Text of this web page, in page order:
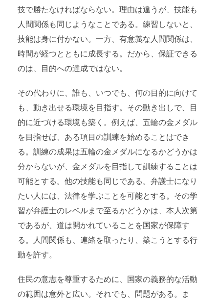
技で勝たなければならない。理由は違うが、技能も
人間関係も同じようなことである。練習しないと、
技能は身に付かない。一方、有意義な人間関係は、
時間が経つとともに成長する。だから、保証できる
のは、目的への達成ではない。
その代わりに、誰も、いつでも、何の目的に向けて
も、動き出せる環境を目指す。その動き出しで、目
的に近づける環境も築く。例えば、五輪の金メダル
を目指せば、ある項目の訓練を始めることはでき
る。訓練の成果は五輪の金メダルになるかどうかは
分からないが、金メダルを目指して訓練することは
可能とする。他の技能も同じである。弁護士になり
たい人には、法律を学ぶことを可能とする。その学
習が弁護士のレベルまで至るかどうかは、本人次第
であるが、道は開かれていることを国家が保障す
る。人間関係も、連絡を取ったり、築こうとする行
動を許す。
住民の意志を尊重するために、国家の義務的な活動
の範囲は意外と広い。それでも、問題がある。ま